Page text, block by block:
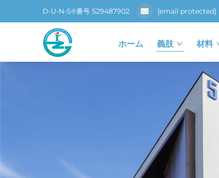
D-U-N-S®番号 529487902 [email protected]
ホーム 義肢 材料